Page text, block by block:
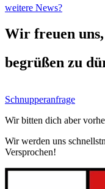
weitere News?
Wir freuen
begrüßen zu
Schnupperanfrage
Wir bitten dich aber
Wir werden uns
Versprochen!